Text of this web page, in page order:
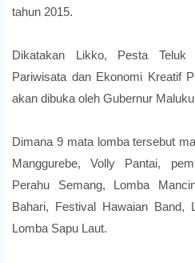
tahun 2015.
Dikatakan Likko, Pesta
Pariwisata dan Ekonomi Kreatif
akan dibuka oleh Gubernur
Dimana 9 mata lomba tersebut
Manggurebe, Volly Pantai,
Perahu Semang, Lomba
Bahari, Festival Hawaian Band,
Lomba Sapu Laut.